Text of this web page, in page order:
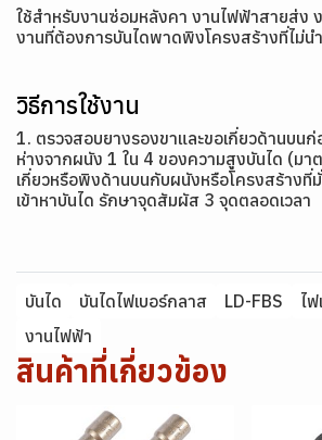
ใช้สำหรับงานซ่อมหลังคา งานไฟฟ้าสายส่ง
งานที่ต้องการบันไดพาดพิงโครงสร้างที่ไม่น
วิธีการใช้งาน
1. ตรวจสอบยางรองขาและขอเกี่ยวด้านบนก่
ห่างจากผนัง 1 ใน 4 ของความสูงบันได (มา
เกี่ยวหรือพิงด้านบนกับผนังหรือโครงสร้างที่
เข้าหาบันได รักษาจุดสัมผัส 3 จุดตลอดเวลา
บันได บันไดไฟเบอร์กลาส LD-FBS
ไ
งานไฟฟ้า
สินค้าที่เกี่ยวข้อง